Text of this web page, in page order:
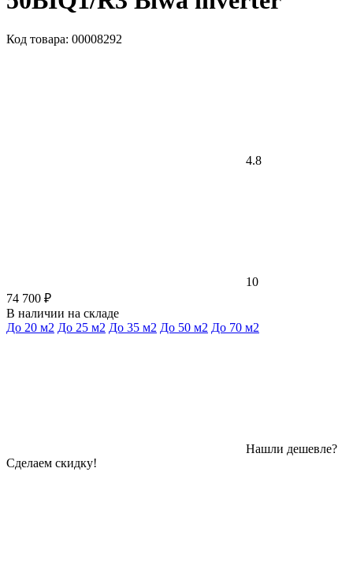
Код товара: 00008292
4.8
10
74 700 ₽
В наличии на складе
До 20 м2 До 25 м2 До 35 м2 До 50 м2 До 70 м2
Нашли дешевле?
Сделаем скидку!